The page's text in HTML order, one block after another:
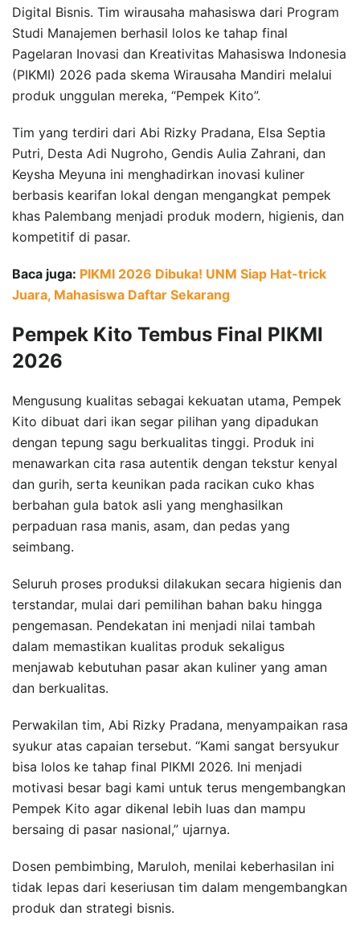
Digital Bisnis. Tim wirausaha mahasiswa dari Program
Studi Manajemen berhasil lolos ke tahap final
Pagelaran Inovasi dan Kreativitas Mahasiswa Indonesia
(PIKMI) 2026 pada skema Wirausaha Mandiri melalui
produk unggulan mereka, “Pempek Kito”.
Tim yang terdiri dari Abi Rizky Pradana, Elsa Septia
Putri, Desta Adi Nugroho, Gendis Aulia Zahrani, dan
Keysha Meyuna ini menghadirkan inovasi kuliner
berbasis kearifan lokal dengan mengangkat pempek
khas Palembang menjadi produk modern, higienis, dan
kompetitif di pasar.
Baca juga: PIKMI 2026 Dibuka! UNM Siap Hat-trick
Juara, Mahasiswa Daftar Sekarang
Pempek Kito Tembus Final PIKMI
2026
Mengusung kualitas sebagai kekuatan utama, Pempek
Kito dibuat dari ikan segar pilihan yang dipadukan
dengan tepung sagu berkualitas tinggi. Produk ini
menawarkan cita rasa autentik dengan tekstur kenyal
dan gurih, serta keunikan pada racikan cuko khas
berbahan gula batok asli yang menghasilkan
perpaduan rasa manis, asam, dan pedas yang
seimbang.
Seluruh proses produksi dilakukan secara higienis dan
terstandar, mulai dari pemilihan bahan baku hingga
pengemasan. Pendekatan ini menjadi nilai tambah
dalam memastikan kualitas produk sekaligus
menjawab kebutuhan pasar akan kuliner yang aman
dan berkualitas.
Perwakilan tim, Abi Rizky Pradana, menyampaikan rasa
syukur atas capaian tersebut. “Kami sangat bersyukur
bisa lolos ke tahap final PIKMI 2026. Ini menjadi
motivasi besar bagi kami untuk terus mengembangkan
Pempek Kito agar dikenal lebih luas dan mampu
bersaing di pasar nasional,” ujarnya.
Dosen pembimbing, Maruloh, menilai keberhasilan ini
tidak lepas dari keseriusan tim dalam mengembangkan
produk dan strategi bisnis.